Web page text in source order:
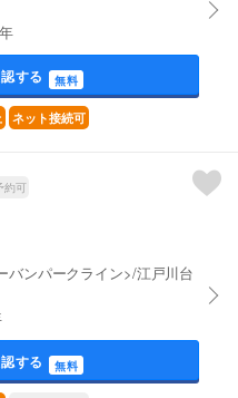
する 無料
ネット接続可
約可
バンパークライン>/江戸川台
する 無料